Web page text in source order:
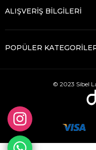
ALIŞVERİŞ BİLGİLERİ
POPÜLER
© 2023 Sibel